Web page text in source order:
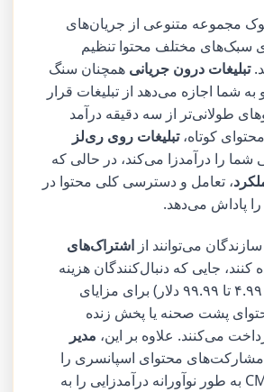
مجموعه متنوعی از جریان‌های
سبک‌های مختلف محتوا تنظیم
تبلیغات درون جریانی همچنان سنگ
شما اجازه می‌دهد از تبلیغات قرار
طولانی‌تر از سه دقیقه درآمد
کوتاه،تبلیغات روی ری‌لز
را درآمدزا می‌کند، در حالی که
، تعامل و دسترسی کلی محتوا در
پاداش می‌دهد.
سازندگان می‌توانند ازاشتراک‌های
کنند، جایی که دنبال‌کنندگان هزینه
ماهانه‌ای (معمولاً ۴.۹۹ تا ۹۹.۹۹ دلار) برای مزایای
پشت صحنه یا پخش زنده
می‌کنند. علاوه بر این، مدیر
مشارکت‌های محتوای اسپانسری را
تسهیل می‌کند. CMP به طور نوآورانه درآمدزایی را به